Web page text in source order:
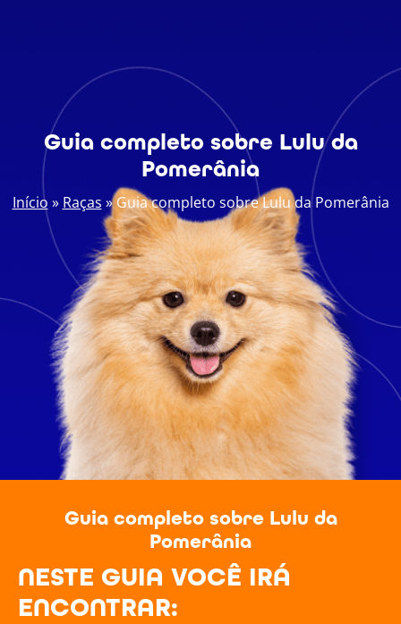
Guia completo sobre Lulu da
Pomerânia
Início » Raças »Guia completo sobre Lulu da Pomerânia
Guia completo sobre Lulu da
Pomerânia
NESTE GUIA VOCÊ IRÁ
ENCONTRAR: